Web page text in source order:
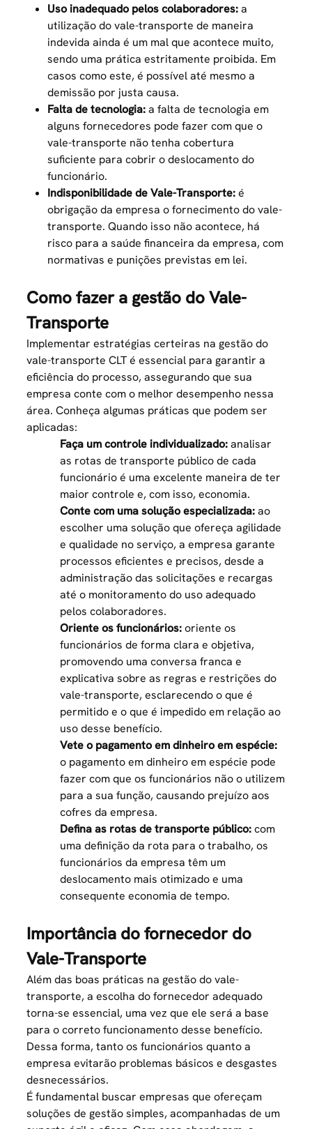
Uso inadequado pelos colaboradores:a
utilização do vale-transporte de maneira
indevida ainda é um mal que acontece muito,
sendo uma prática estritamente proibida. Em
casos como este, é possível até mesmo a
demissão por justa causa.
Falta de tecnologia:a falta de tecnologia em
alguns fornecedores pode fazer com que o
vale-transporte não tenha cobertura
suficiente para cobrir o deslocamento do
funcionário.
Indisponibilidade de Vale-Transporte:é
obrigação da empresa o fornecimento do vale-
transporte. Quando isso não acontece, há
risco para a saúde financeira da empresa, com
normativas e punições previstas em lei.
Como fazer a gestão do Vale-
Transporte
Implementar estratégias certeiras na gestão do
vale-transporte CLTé essencial para garantir a
eficiência do processo, assegurando que sua
empresa conte com o melhor desempenho nessa
área. Conheça algumas práticas que podem ser
aplicadas:
Faça um controle individualizado:analisar
as rotas de transporte público de cada
funcionário é uma excelente maneira de ter
maior controle e, com isso, economia.
Conte com uma solução especializada:ao
escolher uma solução que ofereça agilidade
e qualidade no serviço, a empresa garante
processos eficientes e precisos, desde a
administração das solicitações e recargas
até o monitoramento do uso adequado
pelos colaboradores.
Oriente os funcionários:oriente os
funcionários de forma clara e objetiva,
promovendo uma conversa franca e
explicativa sobre as regras e restrições do
vale-transporte, esclarecendo o que é
permitido e o que é impedido em relação ao
uso desse benefício.
Vete o pagamento em dinheiro em espécie:
o pagamento em dinheiro em espécie pode
fazer com que os funcionários não o utilizem
para a sua função, causando prejuízo aos
cofres da empresa.
Defina as rotas de transporte público:com
uma definição da rota para o trabalho, os
funcionários da empresa têm um
deslocamento mais otimizado e uma
consequente economia de tempo.
Importância do fornecedor do
Vale-Transporte
Além das boas práticas na gestão do vale-
transporte, a escolha do fornecedor adequado
torna-se essencial, uma vez que ele será a base
para o correto funcionamento desse benefício.
Dessa forma, tanto os funcionários quanto a
empresa evitarão problemas básicos e desgastes
desnecessários.
É fundamental buscar empresas que ofereçam
soluções de gestão simples, acompanhadas de um